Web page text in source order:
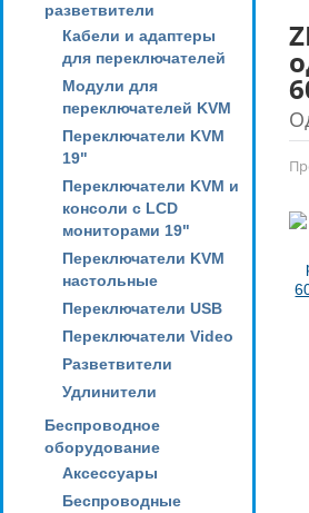
разветвители
Кабели и адаптеры
для переключателей
Модули для
переключателей KVM
Переключатели KVM
19"
Переключатели KVM и
консоли с LCD
мониторами 19"
Переключатели KVM
настольные
Переключатели USB
Переключатели Video
Разветвители
Удлинители
Беспроводное
оборудование
Аксессуары
Беспроводные